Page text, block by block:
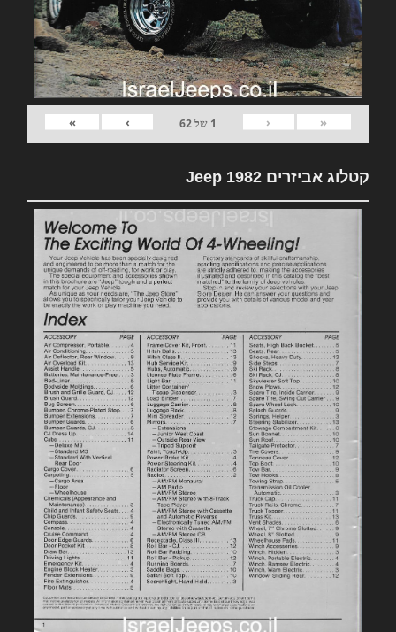
«
‹
1 של62
›
»
קטלוג אביזרים 1982 Jeep